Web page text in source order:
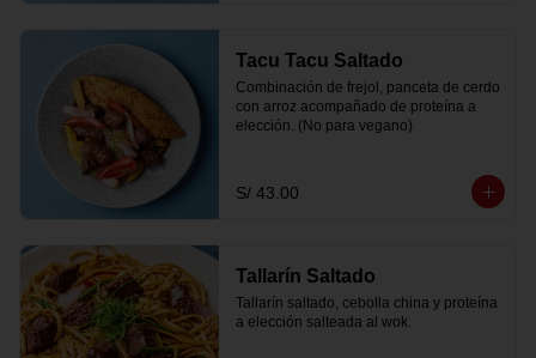
Tacu Tacu Saltado
Combinación de frejol, panceta de cerdo
con arroz acompañado de proteína a
elección. (No para vegano)
S/ 43.00
Tallarín Saltado
Tallarín saltado, cebolla china y proteína
a elección salteada al wok.